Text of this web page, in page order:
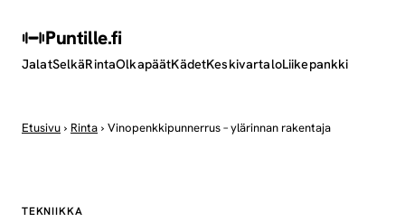
Puntille.fi
JalatSelkäRintaOlkapäätKädetKeskivartaloLiikepankki
Etusivu › Rinta › Vinopenkkipunnerrus – ylärinnan rakentaja
TEKNIIKKA